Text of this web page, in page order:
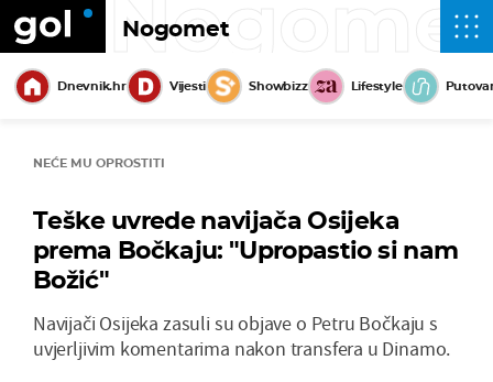
Nogomet
Dnevnik.hr Vijesti Showbizz Lifestyle
NEĆE MU OPROSTITI
Teške uvrede navijača Osijeka
prema Bočkaju: "Upropastio si nam
Božić"
Navijači Osijeka zasuli su objave o Petru Bočkaju s
uvjerljivim komentarima nakon transfera u Dinamo.